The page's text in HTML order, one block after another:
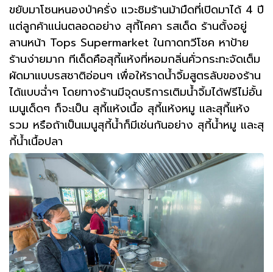
ขยับมาโซนหนองป่าครั่ง แวะชิมร้านม้ามืดที่เปิดมาได้ 4 ปี
แต่ลูกค้าแน่นตลอดอย่าง สุกี้โคคา รสเด็ด ร้านตั้งอยู่
ลานหน้า Tops Supermarket ในกาดทวีโชค หาป้าย
ร้านง่ายมาก ทีเด็ดคือสุกี้แห้งที่หอมกลิ่นคั่วกระทะจัดเต็ม
ผัดมาแบบรสชาติอ่อนๆ เพื่อให้ราดน้ำจิ้มสูตรลับของร้าน
ได้แบบฉ่ำๆ โดยทางร้านมีจุดบริการเติมน้ำจิ้มได้ฟรีไม่อั้น
เมนูเด็ดๆ ก็จะเป็น สุกี้แห้งเนื้อ สุกี้แห้งหมู และสุกี้แห้ง
รวม หรือถ้าเป็นเมนูสุกี้น้ำก็มีเช่นกันอย่าง สุกี้น้ำหมู และสุ
กี้น้ำเนื้อปลา